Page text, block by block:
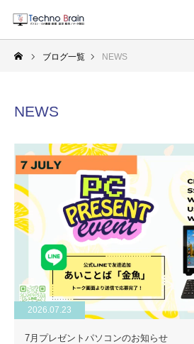
ブログ一覧 NEWS
NEWS
2026.07.23
7月プレゼントパソコンのお知らせ